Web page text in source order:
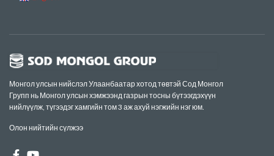
Монгол улсын нийслэл Улаанбаатар хотод төвтэй Сод Монгол
Групп нь Монгол улсын хэмжээнд газрын тосны бүтээгдэхүүн
нийлүүлж, түгээдэг хамгийн том 3 аж ахуй нэгжийн нэг юм.
Олон нийтийн сүлжээ